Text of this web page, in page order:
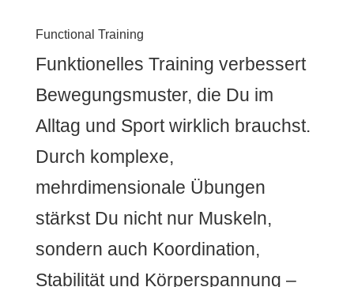
Functional Training
Funktionelles Training verbessert
Bewegungsmuster, die Du im
Alltag und Sport wirklich brauchst.
Durch komplexe,
mehrdimensionale Übungen
stärkst Du nicht nur Muskeln,
sondern auch Koordination,
Stabilität und Körperspannung –